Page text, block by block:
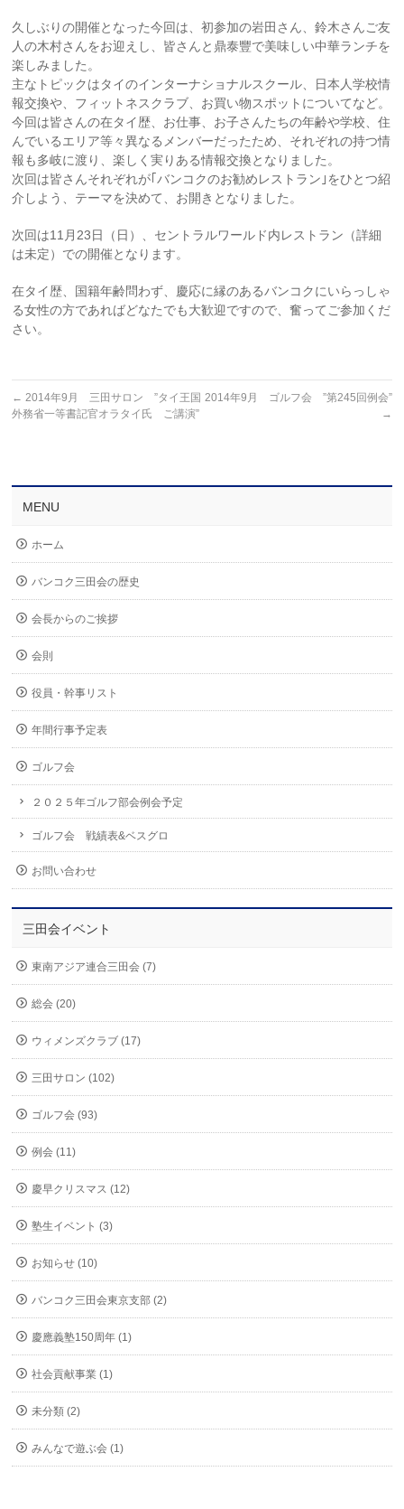
久しぶりの開催となった今回は、初参加の岩田さん、鈴木さんご友
人の木村さんをお迎えし、皆さんと鼎泰豐で美味しい中華ランチを
楽しみました。
主なトピックはタイのインターナショナルスクール、日本人学校情
報交換や、フィットネスクラブ、お買い物スポットについてなど。
今回は皆さんの在タイ歴、お仕事、お子さんたちの年齢や学校、住
んでいるエリア等々異なるメンバーだったため、それぞれの持つ情
報も多岐に渡り、楽しく実りある情報交換となりました。
次回は皆さんそれぞれが｢バンコクのお勧めレストラン｣をひとつ紹
介しよう、テーマを決めて、お開きとなりました。
次回は11月23日（日）、セントラルワールド内レストラン（詳細
は未定）での開催となります。
在タイ歴、国籍年齢問わず、慶応に縁のあるバンコクにいらっしゃ
る女性の方であればどなたでも大歓迎ですので、奮ってご参加くだ
さい。
← 2014年9月 三田サロン ”タイ王国
外務省一等書記官オラタイ氏 ご講演”
2014年9月 ゴルフ会 ”第245回例会”
→
MENU
ホーム
バンコク三田会の歴史
会長からのご挨拶
会則
役員・幹事リスト
年間行事予定表
ゴルフ会
２０２５年ゴルフ部会例会予定
ゴルフ会 戦績表&ベスグロ
お問い合わせ
三田会イベント
東南アジア連合三田会 (7)
総会 (20)
ウィメンズクラブ (17)
三田サロン (102)
ゴルフ会 (93)
例会 (11)
慶早クリスマス (12)
塾生イベント (3)
お知らせ (10)
バンコク三田会東京支部 (2)
慶應義塾150周年 (1)
社会貢献事業 (1)
未分類 (2)
みんなで遊ぶ会 (1)